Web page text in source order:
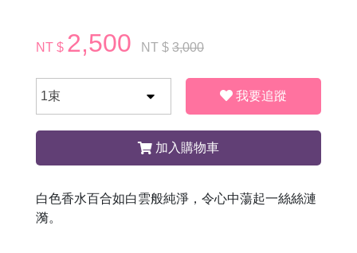
NT $ 2,500 NT $ 3,000
我要追蹤
加入購物車
白色香水百合如白雲般純淨，令心中蕩起一絲絲漣
漪。